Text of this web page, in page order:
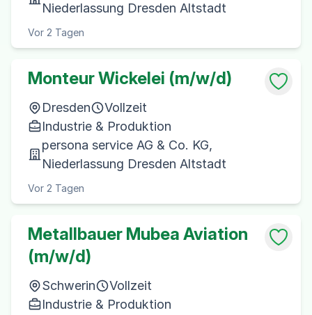
Niederlassung Dresden Altstadt
Vor 2 Tagen
Monteur Wickelei (m/w/d)
Dresden
Vollzeit
Industrie & Produktion
persona service AG & Co. KG,
Niederlassung Dresden Altstadt
Vor 2 Tagen
Metallbauer Mubea Aviation
(m/w/d)
Schwerin
Vollzeit
Industrie & Produktion